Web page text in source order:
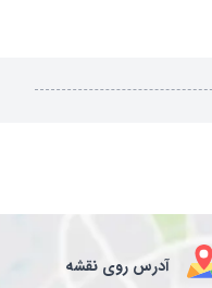
آدرس روی نقشه